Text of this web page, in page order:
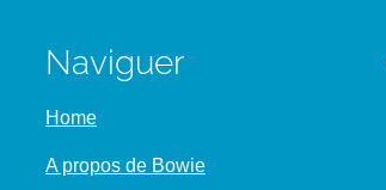
Naviguer
Home
A propos de Bowie